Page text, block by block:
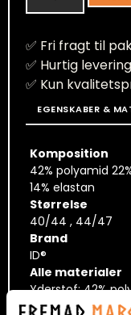
✅ Fri fragt til
✅ Hurtig levering
✅ Kun
EGENSKABER &
Komposition
42% polyamid
14% elastan
Størrelse
40/44 , 44/47
Brand
ID®
Alle materialer
Yderstof: 42%
Coolmax, 14%